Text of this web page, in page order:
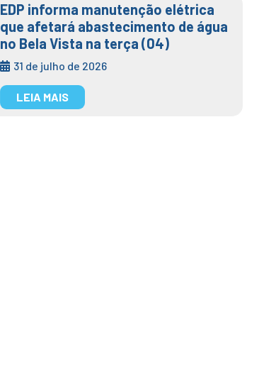
EDP informa manutenção elétrica
que afetará abastecimento de água
no Bela Vista na terça (04)
31 de julho de 2026
LEIA MAIS